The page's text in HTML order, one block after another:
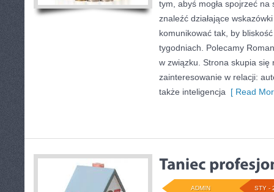
tym, abyś mogła spojrzeć
znaleźć działające
komunikować tak, by
tygodniach. Polecamy
w związku. Strona skupia
zainteresowanie w relacji:
także inteligencja [ Read
STY -
ADMIN